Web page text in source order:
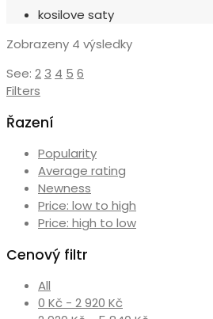
kosilove saty
Zobrazeny 4 výsledkySeřazeno
See: 2 3 4 5 6
Filters
Řazení
Popularity
Average rating
Newness
Price: low to high
Price: high to low
Cenový filtr
All
0 Kč - 2 920 Kč